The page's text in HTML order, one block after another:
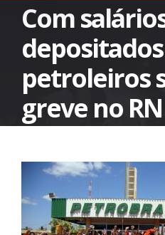
Com
petroleiros
greve no RN